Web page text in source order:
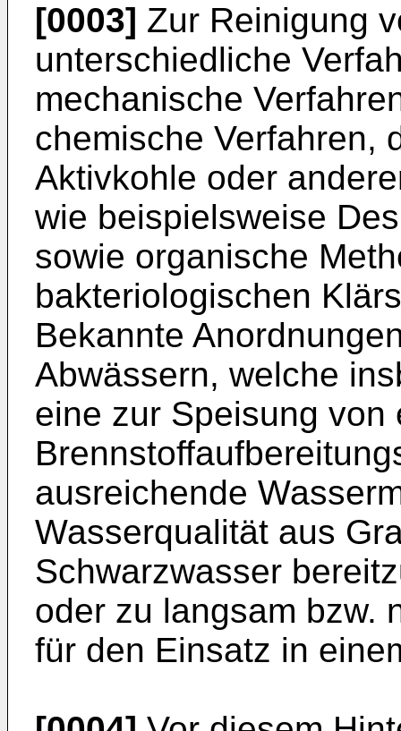
[0003] Zur Reinigung
unterschiedliche
mechanische
chemische Verfahren,
Aktivkohle oder
wie beispielsweise
sowie organische
bakteriologischen
Bekannte
Abwässern, welche
eine zur Speisung von
ausreichende
Wasserqualität aus
Schwarzwasser
oder zu langsam bzw.
für den Einsatz in